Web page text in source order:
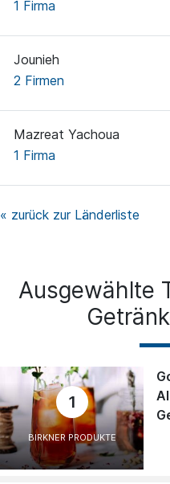
1 Firma
Jounieh
2 Firmen
Mazreat Yachoua
1 Firma
« zurück zur Länderliste
Ausgewählte
1
BIRKNER PRODUKTE